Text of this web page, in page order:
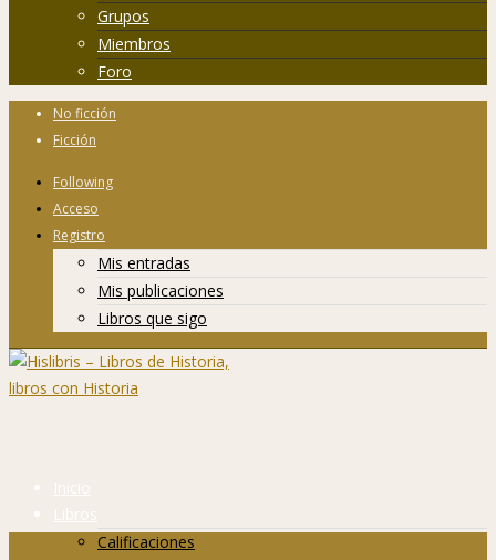
Grupos
Miembros
Foro
No ficción
Ficción
Following
Acceso
Registro
Mis entradas
Mis publicaciones
Libros que sigo
Inicio
Libros
Calificaciones